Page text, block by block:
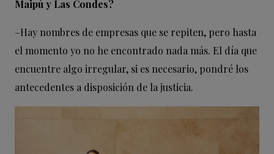
Maipú y Las Condes?
–Hay nombres de empresas que se repiten, pero hasta
el momento yo no he encontrado nada más. El día que
encuentre algo irregular, si es necesario, pondré los
antecedentes a disposición de la justicia.